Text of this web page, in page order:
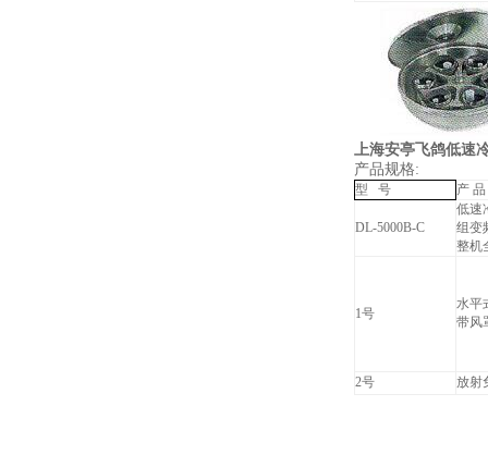
上海安亭飞鸽低速
产品规格:
型 号 产
DL-5000B-C
低速
组变
整机
1号
水平
带风
2号 放射